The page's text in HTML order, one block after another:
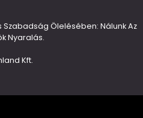
Ölelésében: Nálunk Az
Nyaralás.
Kft.